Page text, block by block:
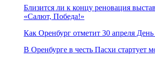
Близится ли к концу реновация
«Салют, Победа!»
Как Оренбург отметит 30 апреля День
В Оренбурге в честь Пасхи стартует